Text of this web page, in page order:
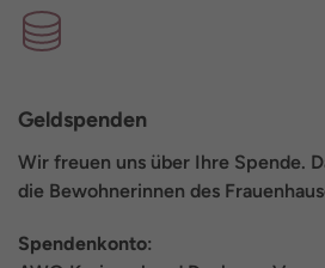
Geldspenden
Wir freuen uns über Ihre Spende.
die Bewohnerinnen des
Spendenkonto: